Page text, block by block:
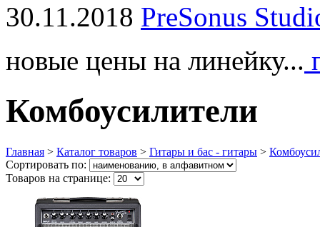
30.11.2018 PreSonus
новые цены на линейку...
Комбоусилители
Главная > Каталог товаров > Гитары и бас - гитары >
Сортировать по:
Товаров на странице: